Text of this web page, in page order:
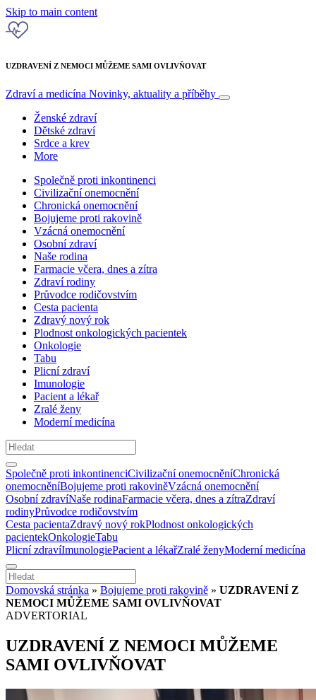
Skip to main content
UZDRAVENÍ Z NEMOCI MŮŽEME SAMI OVLIVŇOVAT
Zdraví a medicína Novinky, aktuality a příběhy
Ženské zdraví
Dětské zdraví
Srdce a krev
More
Společně proti inkontinenci
Civilizační onemocnění
Chronická onemocnění
Bojujeme proti rakovině
Vzácná onemocnění
Osobní zdraví
Naše rodina
Farmacie včera, dnes a zítra
Zdraví rodiny
Průvodce rodičovstvím
Cesta pacienta
Zdravý nový rok
Plodnost onkologických pacientek
Onkologie
Tabu
Plicní zdraví
Imunologie
Pacient a lékař
Zralé ženy
Moderní medicína
Společně proti inkontinenciCivilizační onemocněníChronická
onemocněníBojujeme proti rakoviněVzácná onemocnění
Osobní zdravíNaše rodinaFarmacie včera, dnes a zítraZdraví
rodinyPrůvodce rodičovstvím
Cesta pacientaZdravý nový rokPlodnost onkologických
pacientekOnkologieTabu
Plicní zdravíImunologiePacient a lékařZralé ženyModerní medicína
Domovská stránka » Bojujeme proti rakovině » UZDRAVENÍ Z
NEMOCI MŮŽEME SAMI OVLIVŇOVAT
ADVERTORIAL
UZDRAVENÍ Z NEMOCI MŮŽEME
SAMI OVLIVŇOVAT